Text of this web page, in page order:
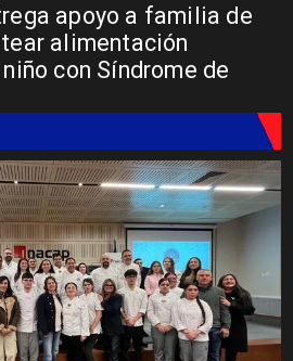
apoyo a familia de
alimentación
con Síndrome de